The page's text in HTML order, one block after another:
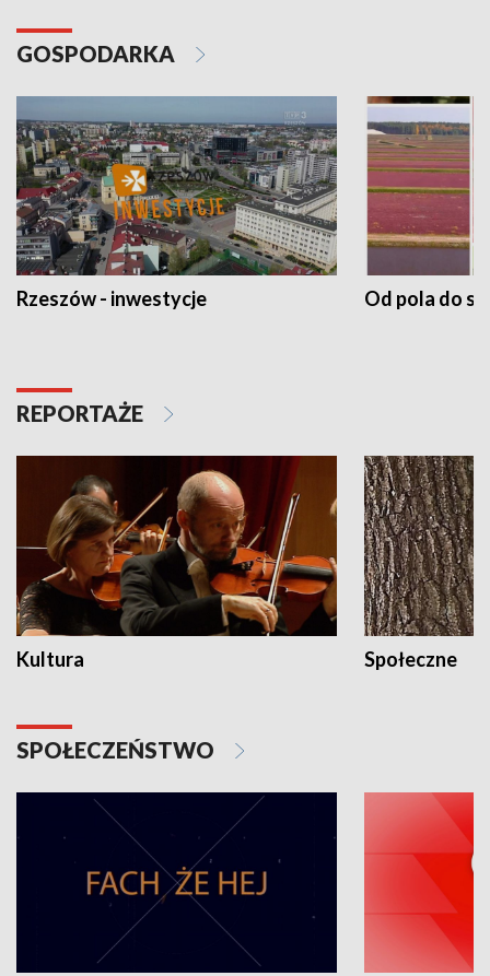
GOSPODARKA
Rzeszów - inwestycje Od pola do
REPORTAŻE
Kultura Społeczne
SPOŁECZEŃSTWO